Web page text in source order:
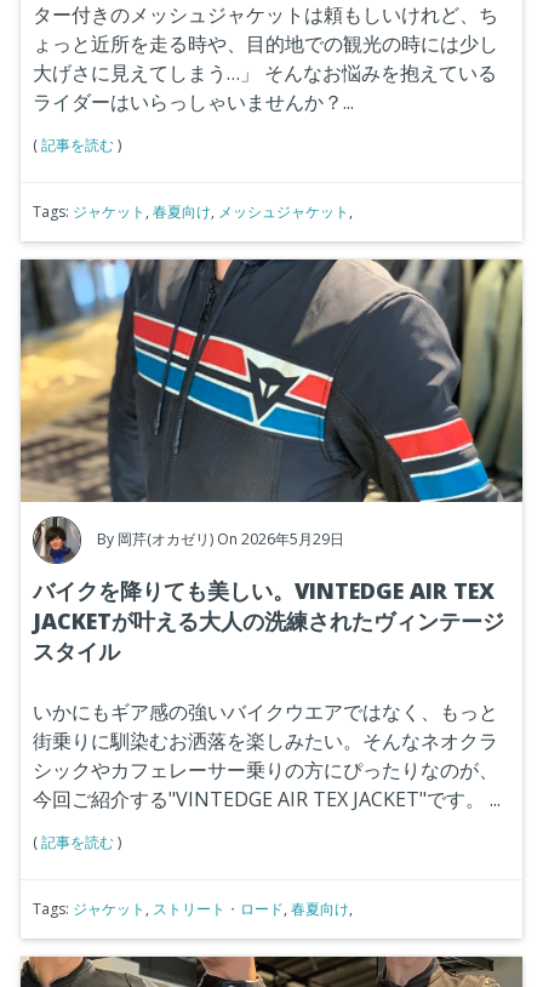
ター付きのメッシュジャケットは頼もしいけれど、ち
ょっと近所を走る時や、目的地での観光の時には少し
大げさに見えてしまう…」
そんなお悩みを抱えている
ライダーはいらっしゃいませんか？...
(記事を読む)
Tags: ジャケット , 春夏向け, メッシュジャケット ,
By 岡芹(オカゼリ) On 2026年5月29日
バイクを降りても美しい。VINTEDGE AIR TEX
JACKETが叶える大人の洗練されたヴィンテージ
スタイル
いかにもギア感の強いバイクウエアではなく、もっと
街乗りに馴染むお洒落を楽しみたい。そんなネオクラ
シックやカフェレーサー乗りの方にぴったりなのが、
今回ご紹介する"VINTEDGE AIR TEX JACKET"です。
...
(記事を読む)
Tags: ジャケット , ストリート・ロード, 春夏向け,